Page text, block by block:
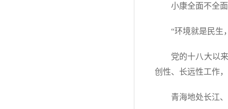
小康全面不全
“环境就是民生
党的十八大以
创性、长远性工作
青海地处长江